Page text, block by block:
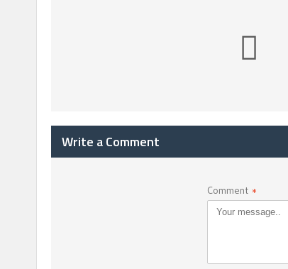
Write a Comment
Comment *